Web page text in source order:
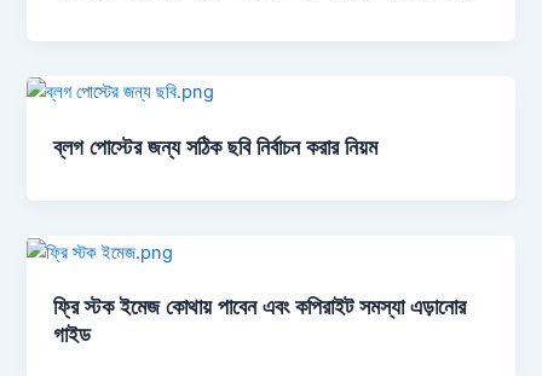
ব্লগ পোস্টের জন্য সঠিক ছবি নির্বাচন করার নিয়ম
ফ্রি স্টক ইমেজ কোথায় পাবেন এবং কপিরাইট সমস্যা এড়ানোর
গাইড